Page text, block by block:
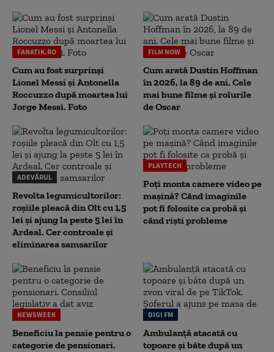
FANATIK.RO
Cum au fost surprinși
Lionel Messi și Antonella
Roccuzzo după moartea lui
Jorge Messi. Foto
FILM NOW
Cum arată Dustin Hoffman
în 2026, la 89 de ani. Cele
mai bune filme și rolurile
de Oscar
ADEVĂRUL
Revolta legumicultorilor:
roșiile pleacă din Olt cu 1,5
lei și ajung la peste 5 lei în
Ardeal. Cer controale și
eliminarea samsarilor
PLAYTECH
Poți monta camere video pe
mașină? Când imaginile
pot fi folosite ca probă și
când riști probleme
NEWSWEEK
Beneficiu la pensie pentru o
categorie de pensionari.
DIGI FM
Ambulanță atacată cu
topoare și bâte după un